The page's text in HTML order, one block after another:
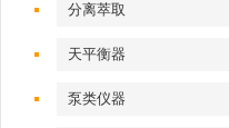
分离萃取
天平衡器
泵类仪器